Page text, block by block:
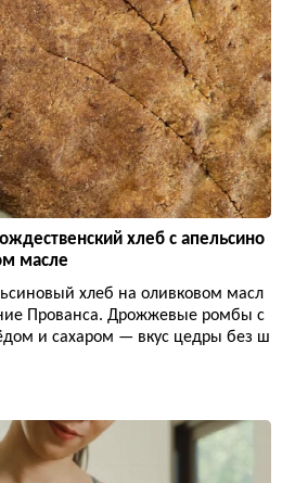
хлеб с апельсино
масле
хлеб на оливковом масл
Прованса. Дрожжевые ромбы с
и сахаром — вкус цедры без ш